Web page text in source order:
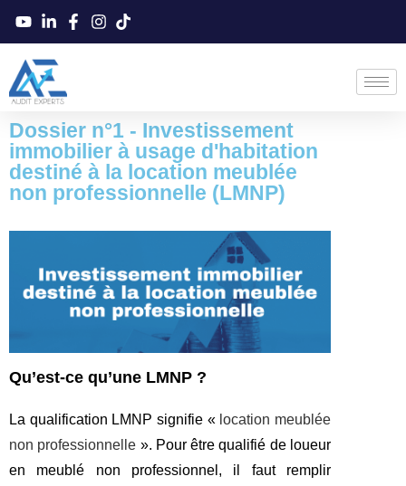
Dossier n°1 - Investissement
immobilier à usage d'habitation
destiné à la location meublée
non professionnelle (LMNP)
Qu’est-ce qu’une LMNP ?
La qualification LMNP signifie « location meublée
non professionnelle ». Pour être qualifié de loueur
en meublé non professionnel, il faut remplir